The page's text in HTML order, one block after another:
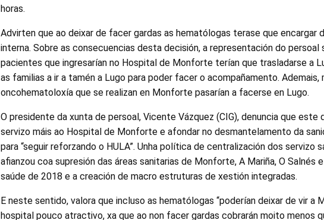
horas.
Advirten que ao deixar de facer gardas as hematólogas terase que encargar
interna. Sobre as consecuencias desta decisión, a representación do
pacientes que ingresarían no Hospital de Monforte terían que trasladarse a
as familias a ir a tamén a Lugo para poder facer o acompañamento.
oncohematoloxía que se realizan en Monforte pasarían a facerse en Lugo.
O presidente da xunta de persoal, Vicente Vázquez (CIG), denuncia que este
servizo máis ao Hospital de Monforte e afondar no desmantelamento da
para “seguir reforzando o HULA”. Unha política de centralización dos servizo
afianzou coa supresión das áreas sanitarias de Monforte, A Mariña, O Salnés
saúde de 2018 e a creación de macro estruturas de xestión integradas.
E neste sentido, valora que incluso as hematólogas “poderían deixar de vir a
hospital pouco atractivo, xa que ao non facer gardas cobrarán moito menos